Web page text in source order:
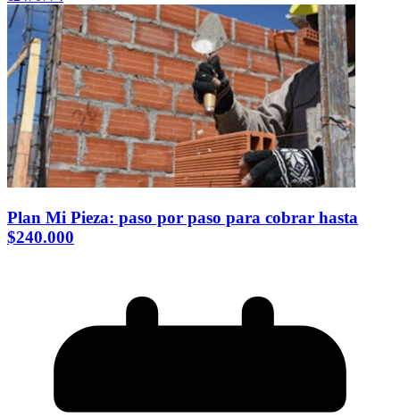
Plan Mi Pieza: paso por paso para cobrar hasta
$240.000